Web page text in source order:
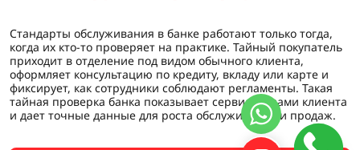
Стандарты обслуживания в банке работают только тогда,
когда их кто-то проверяет на практике. Тайный покупатель
приходит в отделение под видом обычного клиента,
оформляет консультацию по кредиту, вкладу или карте и
фиксирует, как сотрудники соблюдают регламенты. Такая
тайная проверка банка показывает сервис глазами клиента
и дает точные данные для роста обслуживания и продаж.